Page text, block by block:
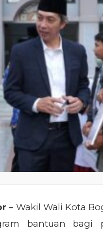
– Wakil Wali Kota
bantuan bagi